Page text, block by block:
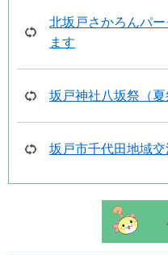
北坂戸さかろんパ
ます
坂戸神社八坂祭（夏
坂戸市千代田地域